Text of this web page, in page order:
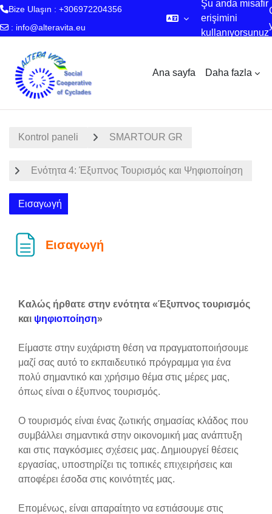
Bize Ulaşın : +306972204356
: info@alteravita.eu
Şu anda misafir
erişimini
kullanıyorsunuz
Ana sayfa Daha fazla
Kontrol paneli SMARTOUR GR
Ενότητα 4: Έξυπνος Τουρισμός και Ψηφιοποίηση
Εισαγωγή
Εισαγωγή
Καλώς ήρθατε στην ενότητα «Έξυπνος τουρισμός
και ψηφιοποίηση»
Είμαστε στην ευχάριστη θέση να πραγματοποιήσουμε
μαζί σας αυτό το εκπαιδευτικό πρόγραμμα για ένα
πολύ σημαντικό και χρήσιμο θέμα στις μέρες μας,
όπως είναι ο έξυπνος τουρισμός.
Ο τουρισμός είναι ένας ζωτικής σημασίας κλάδος που
συμβάλλει σημαντικά στην οικονομική μας ανάπτυξη
και στις παγκόσμιες σχέσεις μας. Δημιουργεί θέσεις
εργασίας, υποστηρίζει τις τοπικές επιχειρήσεις και
αποφέρει έσοδα στις κοινότητές μας.
Επομένως, είναι απαραίτητο να εστιάσουμε στις